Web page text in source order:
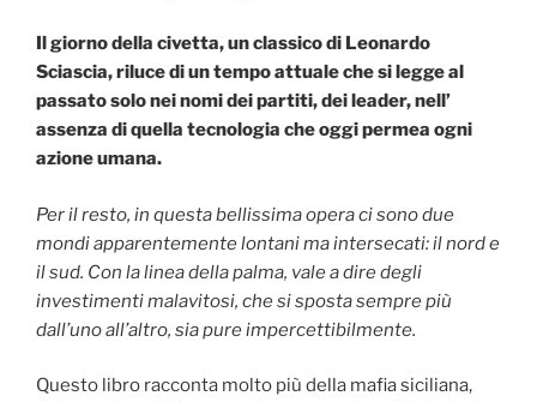
Il giorno della civetta, un classico di Leonardo
Sciascia, riluce di un tempo attuale che si legge al
passato solo nei nomi dei partiti, dei leader, nell’
assenza di quella tecnologia che oggi permea ogni
azione umana.
Per il resto, in questa bellissima opera ci sono due
mondi apparentemente lontani ma intersecati: il nord e
il sud. Con la linea della palma, vale a dire degli
investimenti malavitosi, che si sposta sempre più
dall’uno all’altro, sia pure impercettibilmente.
Questo libro racconta molto più della mafia siciliana,